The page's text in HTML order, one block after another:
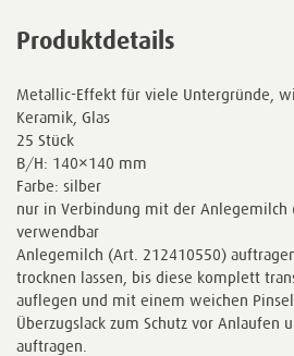
Produktdetails
Metallic-Effekt für viele Untergründe,
Keramik, Glas
25 Stück
B/H: 140×140 mm
Farbe: silber
nur in Verbindung mit der Anlegemilch
verwendbar
Anlegemilch (Art. 212410550)
trocknen lassen, bis diese komplett
auflegen und mit einem weichen Pinsel
Überzugslack zum Schutz vor Anlaufen
auftragen.